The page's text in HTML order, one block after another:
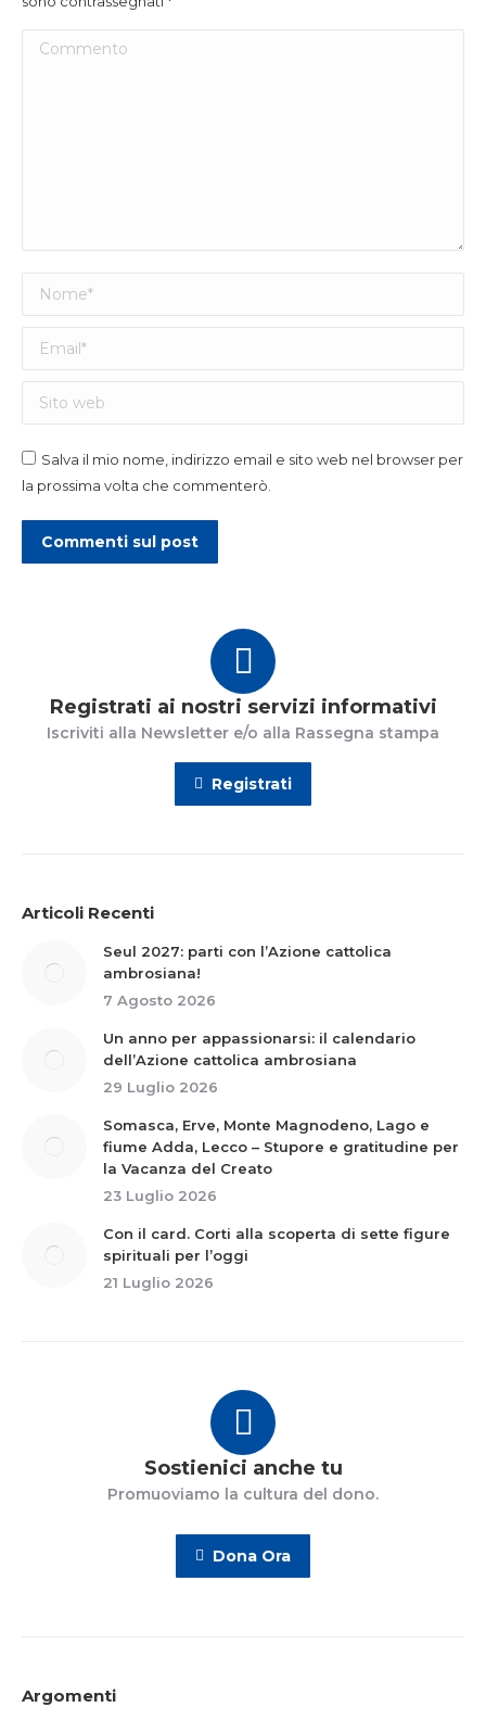
Commento
Nome *
Email *
Sito web
Salva il mio nome, indirizzo email e sito web nel browser per
la prossima volta che commenterò.
Commenti sul post
Registrati ai nostri servizi informativi
Iscriviti alla Newsletter e/o alla Rassegna stampa
Registrati
Articoli Recenti
Seul 2027: parti con l’Azione cattolica
ambrosiana!
7 Agosto 2026
Un anno per appassionarsi: il calendario
dell’Azione cattolica ambrosiana
29 Luglio 2026
Somasca, Erve, Monte Magnodeno, Lago e
fiume Adda, Lecco – Stupore e gratitudine per
la Vacanza del Creato
23 Luglio 2026
Con il card. Corti alla scoperta di sette figure
spirituali per l’oggi
21 Luglio 2026
Sostienici anche tu
Promuoviamo la cultura del dono.
Dona Ora
Argomenti